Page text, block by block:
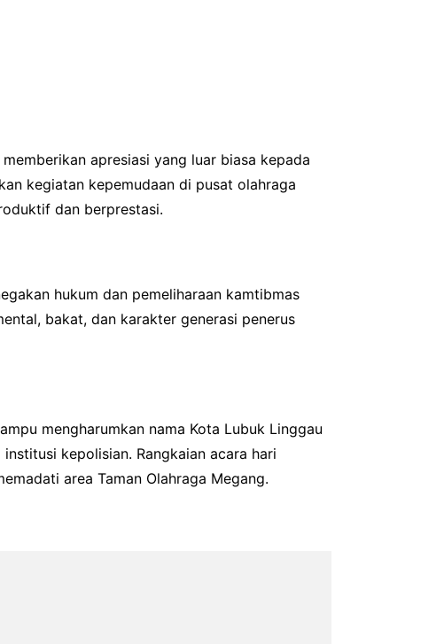
apresiasi yang luar biasa kepada
kegiatan kepemudaan di pusat olahraga
dan berprestasi.
hukum dan pemeliharaan kamtibmas
bakat, dan karakter generasi penerus
mengharumkan nama Kota Lubuk Linggau
kepolisian. Rangkaian acara hari
area Taman Olahraga Megang.